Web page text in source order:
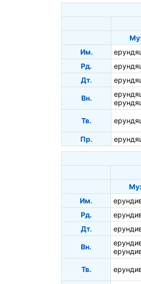
Им.
Рд.
Дт.
Вн.
Тв.
Пр.
Им.
Рд.
Дт.
Вн.
Тв.